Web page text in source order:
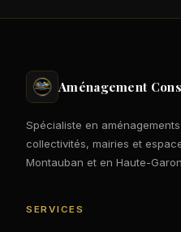
Aménagement
Spécialiste en
collectivités, mairies et
Montauban et en Haute-
SERVICES